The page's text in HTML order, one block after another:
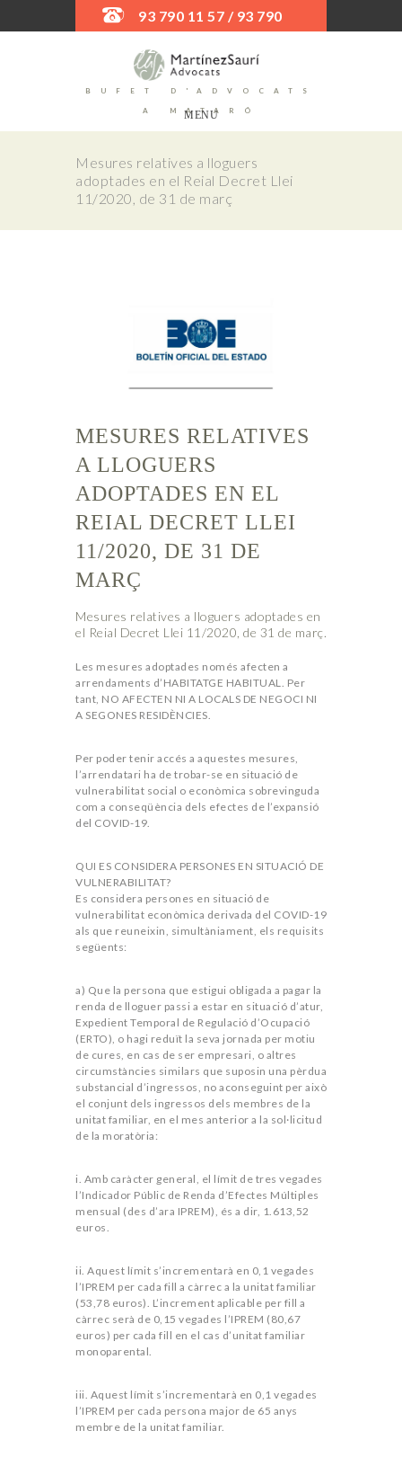
93 790 11 57 / 93 790
52 45
BUFET D'ADVOCATS
A MATARÓ
MENU
Mesures relatives a lloguers
adoptades en el Reial Decret Llei
11/2020, de 31 de març
MESURES RELATIVES
A LLOGUERS
ADOPTADES EN EL
REIAL DECRET LLEI
11/2020, DE 31 DE
MARÇ
Mesures relatives a lloguers adoptades en
el Reial Decret Llei 11/2020, de 31 de març.
Les mesures adoptades només afecten a
arrendaments d’HABITATGE HABITUAL. Per
tant, NO AFECTEN NI A LOCALS DE NEGOCI NI
A SEGONES RESIDÈNCIES.
Per poder tenir accés a aquestes mesures,
l’arrendatari ha de trobar-se en situació de
vulnerabilitat social o econòmica sobrevinguda
com a conseqüència dels efectes de l’expansió
del COVID-19.
QUI ES CONSIDERA PERSONES EN SITUACIÓ DE
VULNERABILITAT?
Es considera persones en situació de
vulnerabilitat econòmica derivada del COVID-19
als que reuneixin, simultàniament, els requisits
següents:
a) Que la persona que estigui obligada a pagar la
renda de lloguer passi a estar en situació d’atur,
Expedient Temporal de Regulació d’Ocupació
(ERTO), o hagi reduït la seva jornada per motiu
de cures, en cas de ser empresari, o altres
circumstàncies similars que suposin una pèrdua
substancial d’ingressos, no aconseguint per això
el conjunt dels ingressos dels membres de la
unitat familiar, en el mes anterior a la sol·licitud
de la moratòria:
i. Amb caràcter general, el límit de tres vegades
l’Indicador Públic de Renda d’Efectes Múltiples
mensual (des d’ara IPREM), és a dir, 1.613,52
euros.
ii. Aquest límit s’incrementarà en 0,1 vegades
l’IPREM per cada fill a càrrec a la unitat familiar
(53,78 euros). L’increment aplicable per fill a
càrrec serà de 0,15 vegades l’IPREM (80,67
euros) per cada fill en el cas d’unitat familiar
monoparental.
iii. Aquest límit s’incrementarà en 0,1 vegades
l’IPREM per cada persona major de 65 anys
membre de la unitat familiar.